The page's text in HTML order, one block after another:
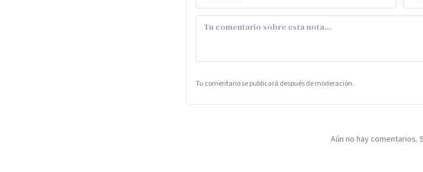
Tu comentario se publicará después de moderación.
Aún no hay comentarios.